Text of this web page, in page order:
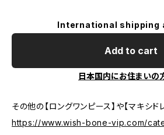
International shipping
Add to cart
日本国内にお住まいの
その他の【ロングワンピース】や【マキシド
https://www.wish-bone-vip.com/